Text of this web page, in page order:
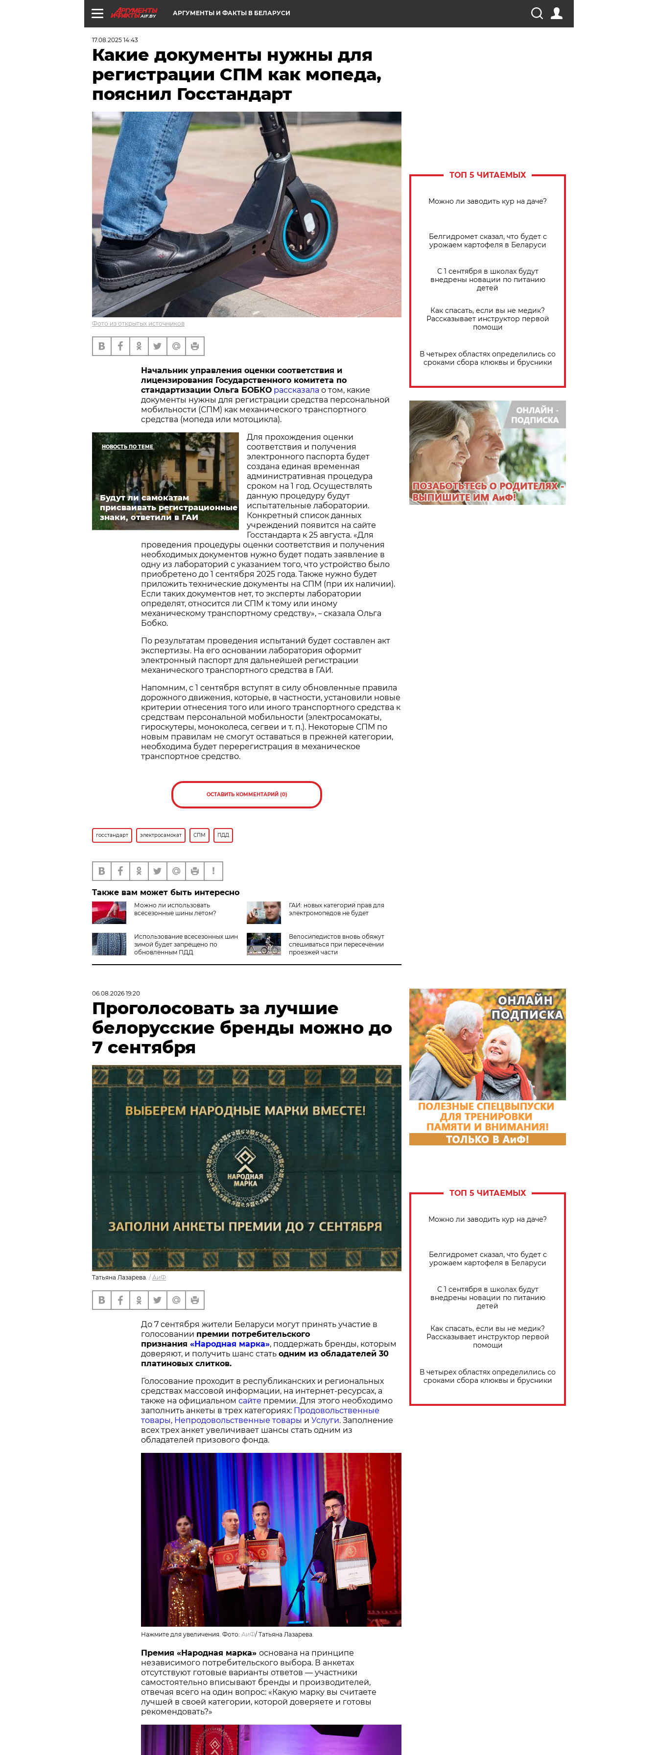
AIF.BY АРГУМЕНТЫ И ФАКТЫ В БЕЛАРУСИ
17.08.2025 14:43
Какие документы нужны для
регистрации СПМ как мопеда,
пояснил Госстандарт
Фото из открытых источников
Начальник управления оценки соответствия и
лицензирования Государственного комитета по
стандартизации Ольга БОБКО рассказала о том, какие
документы нужны для регистрации средства персональной
мобильности (СПМ) как механического транспортного
средства (мопеда или мотоцикла).
НОВОСТЬ ПО ТЕМЕ
Будут ли самокатам
присваивать регистрационные
знаки, ответили в ГАИ
Для прохождения оценки
соответствия и получения
электронного паспорта будет
создана единая временная
административная процедура
сроком на 1 год. Осуществлять
данную процедуру будут
испытательные лаборатории.
Конкретный список данных
учреждений появится на сайте
Госстандарта к 25 августа. «Для
проведения процедуры оценки соответствия и получения
необходимых документов нужно будет подать заявление в
одну из лабораторий с указанием того, что устройство было
приобретено до 1 сентября 2025 года. Также нужно будет
приложить технические документы на СПМ (при их наличии).
Если таких документов нет, то эксперты лаборатории
определят, относится ли СПМ к тому или иному
механическому транспортному средству», – сказала Ольга
Бобко.
По результатам проведения испытаний будет составлен акт
экспертизы. На его основании лаборатория оформит
электронный паспорт для дальнейшей регистрации
механического транспортного средства в ГАИ.
Напомним, с 1 сентября вступят в силу обновленные правила
дорожного движения, которые, в частности, установили новые
критерии отнесения того или иного транспортного средства к
средствам персональной мобильности (электросамокаты,
гироскутеры, моноколеса, сегвеи и т. п.). Некоторые СПМ по
новым правилам не смогут оставаться в прежней категории,
необходима будет перерегистрация в механическое
транспортное средство.
ОСТАВИТЬ КОММЕНТАРИЙ (0)
госстандарт электросамокат СПМ ПДД
Также вам может быть интересно
Можно ли использовать
всесезонные шины летом?
ГАИ: новых категорий прав для
электромопедов не будет
Использование всесезонных шин
зимой будет запрещено по
обновленным ПДД
Велосипедистов вновь обяжут
спешиваться при пересечении
проезжей части
ТОП 5 ЧИТАЕМЫХ
Можно ли заводить кур на даче?
Белгидромет сказал, что будет с
урожаем картофеля в Беларуси
С 1 сентября в школах будут
внедрены новации по питанию
детей
Как спасать, если вы не медик?
Рассказывает инструктор первой
помощи
В четырех областях определились со
сроками сбора клюквы и брусники
06.08.2026 19:20
Проголосовать за лучшие
белорусские бренды можно до
7 сентября
Татьяна Лазарева. / АиФ
До 7 сентября жители Беларуси могут принять участие в
голосовании премии потребительского
признания «Народная марка», поддержать бренды, которым
доверяют, и получить шанс стать одним из обладателей 30
платиновых слитков.
Голосование проходит в республиканских и региональных
средствах массовой информации, на интернет-ресурсах, а
также на официальном сайте премии. Для этого необходимо
заполнить анкеты в трех категориях: Продовольственные
товары, Непродовольственные товары и Услуги. Заполнение
всех трех анкет увеличивает шансы стать одним из
обладателей призового фонда.
Нажмите для увеличения. Фото: АиФ/ Татьяна Лазарева.
Премия «Народная марка» основана на принципе
независимого потребительского выбора. В анкетах
отсутствуют готовые варианты ответов — участники
самостоятельно вписывают бренды и производителей,
отвечая всего на один вопрос: «Какую марку вы считаете
лучшей в своей категории, которой доверяете и готовы
рекомендовать?»
ТОП 5 ЧИТАЕМЫХ
Можно ли заводить кур на даче?
Белгидромет сказал, что будет с
урожаем картофеля в Беларуси
С 1 сентября в школах будут
внедрены новации по питанию
детей
Как спасать, если вы не медик?
Рассказывает инструктор первой
помощи
В четырех областях определились со
сроками сбора клюквы и брусники